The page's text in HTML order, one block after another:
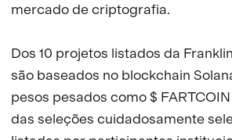
mercado de criptografia.
Dos 10 projetos listados da
são baseados no blockchain
pesos pesados como $ FARTCOIN
das seleções cuidadosamente